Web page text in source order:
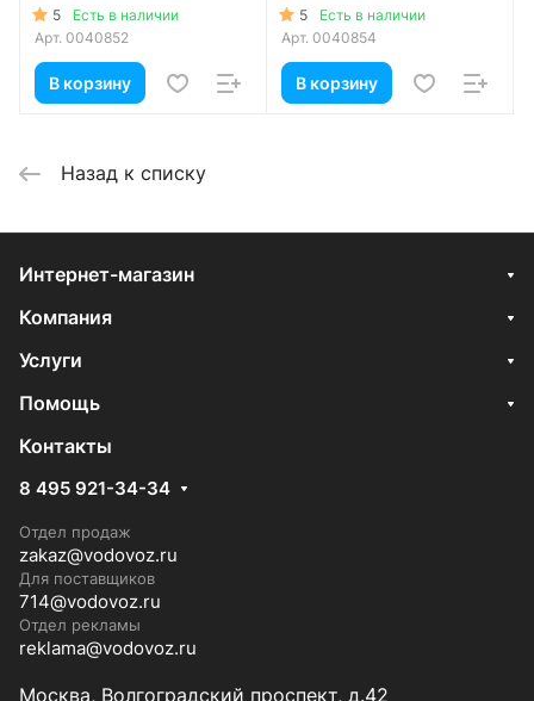
5
Есть в наличии
Арт. 0040852
В корзину
5
Есть в наличии
Арт. 0040854
В корзину
Назад к списку
Интернет-магазин
Компания
Услуги
Помощь
Контакты
8 495 921-34-34
Отдел продаж
zakaz@vodovoz.ru
Для поставщиков
714@vodovoz.ru
Отдел рекламы
reklama@vodovoz.ru
Москва, Волгоградский проспект, д.42